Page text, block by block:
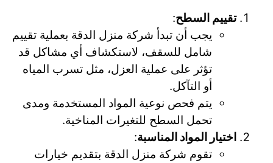
تقييم السطح:
يجب أن تبدأ شركة منزل الدقة بعملية تقييم
شامل للسقف، لاستكشاف أي مشاكل قد
تؤثر على عملية العزل، مثل تسرب المياه
أو التآكل.
يتم فحص نوعية المواد المستخدمة ومدى
تحمل السطح للتغيرات المناخية.
اختيار المواد المناسبة:
تقوم شركة منزل الدقة بتقديم خيارات